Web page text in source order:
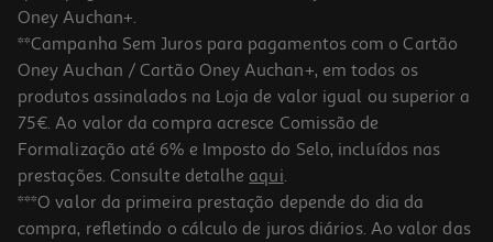
Fogão A Gás Consul Myto Rl 60 X-B/p 4 Queimadores Inox
399.99 €/Kg
Oney Auchan+.
**Campanha Sem Juros para pagamentos com o Cartão
Oney Auchan / Cartão Oney Auchan+, em todos os
produtos assinalados na Loja de valor igual ou superior a
75€. Ao valor da compra acresce Comissão de
Formalização até 6% e Imposto do Selo, incluídos nas
prestações. Consulte detalhe aqui.
***O valor da primeira prestação depende do dia da
compra, refletindo o cálculo de juros diários. Ao valor das